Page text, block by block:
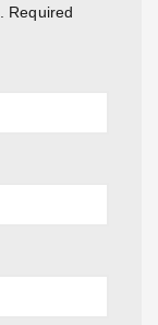
Required